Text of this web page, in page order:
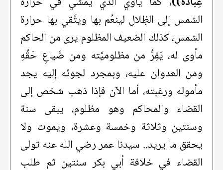
الشمس إلى الظِلال لينعُم بها ويتَّقي بها حرارة
الشمس، كذلك الضعيف المظلوم يرى من الحاكم
مأوى له، يَفِرُّ من مظلوميَّته ومن ضَياعِ حَقِّهِ
ومن العدوان عليه، وبمجرد لجوئه إليه يجد
مأموله ورغبته، أما الآن فإذا ذهب شخص إلى
القضاء والمحاكم وهو مظلوم، يبقى سنة
وسنتين وثلاثة وخمسة وعشرة، ويموت ولا
يحقق ما يريد.. سيدنا عمر رضي الله عنه تولى
القضاء في خلافة أبي بكر سنتين ثم طلب